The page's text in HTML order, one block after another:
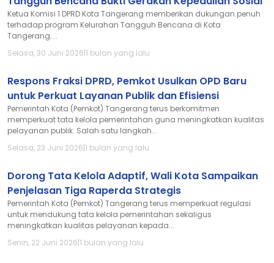
Ketua Komisi 1 DPRD Kota Tangerang memberikan dukungan penuh
terhadap program Kelurahan Tangguh Bencana di Kota
Tangerang....
Selasa, 30 Juni 2026|1 bulan yang lalu
Respons Fraksi DPRD, Pemkot Usulkan OPD Baru
untuk Perkuat Layanan Publik dan Efisiensi
Pemerintah Kota (Pemkot) Tangerang terus berkomitmen
memperkuat tata kelola pemerintahan guna meningkatkan kualitas
pelayanan publik. Salah satu langkah...
Selasa, 23 Juni 2026|1 bulan yang lalu
Dorong Tata Kelola Adaptif, Wali Kota Sampaikan
Penjelasan Tiga Raperda Strategis
Pemerintah Kota (Pemkot) Tangerang terus memperkuat regulasi
untuk mendukung tata kelola pemerintahan sekaligus
meningkatkan kualitas pelayanan kepada...
Senin, 22 Juni 2026|1 bulan yang lalu